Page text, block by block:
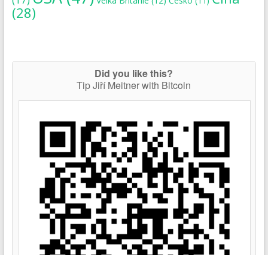
(28)
Did you like this?
Tip Jiří Meitner with Bitcoin